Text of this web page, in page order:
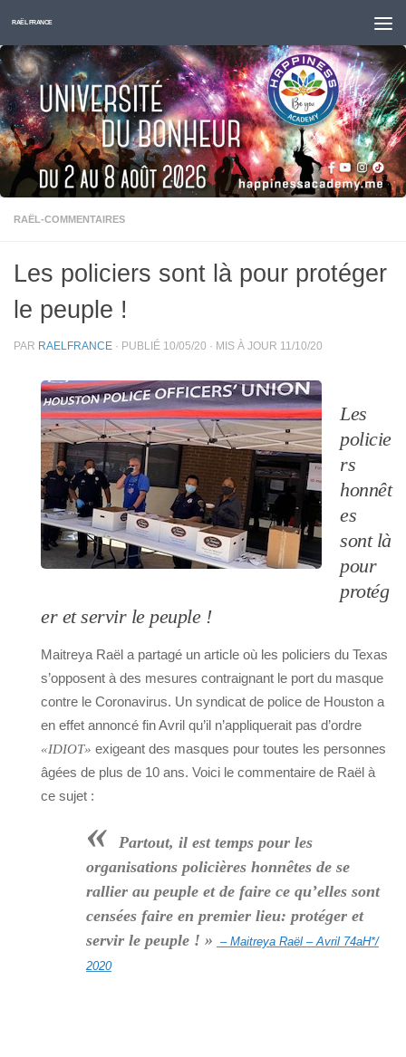
Skip to content
RAËL FRANCE
RAËL-COMMENTAIRES
Les policiers sont là pour protéger
le peuple !
PAR RAELFRANCE · PUBLIÉ 10/05/20 · MIS À JOUR 11/10/20
Les
policie
rs
honnêt
es
sont là
pour
protég
er et servir le peuple !
Maitreya Raël a partagé un article où les policiers du Texas
s’opposent à des mesures contraignant le port du masque
contre le Coronavirus. Un syndicat de police de Houston a
en effet annoncé fin Avril qu’il n’appliquerait pas d’ordre
«IDIOT» exigeant des masques pour toutes les personnes
âgées de plus de 10 ans. Voici le commentaire de Raël à
ce sujet :
«
Partout, il est temps pour les
organisations policières honnêtes de se
rallier au peuple et de faire ce qu’elles sont
censées faire en premier lieu: protéger et
servir le peuple ! » – Maitreya Raël – Avril 74aH*/
2020